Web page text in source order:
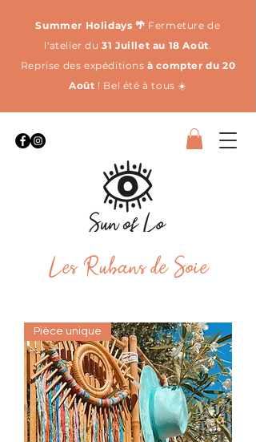
Summer Holidays 🌴 Fermeture de
l'atelier du31 Juillet au 18 Août.
Reprise des expéditions à compter du 20
Août ! Bel été à tous ☀️
Les Rubans de Soie
Pièce unique